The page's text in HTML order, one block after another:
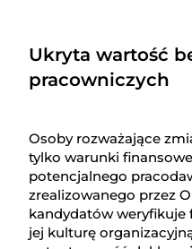
Ukryta wartość
pracowniczych
Osoby rozważające
tylko warunki
potencjalnego
zrealizowanego przez
kandydatów weryfikuje
jej kulturę